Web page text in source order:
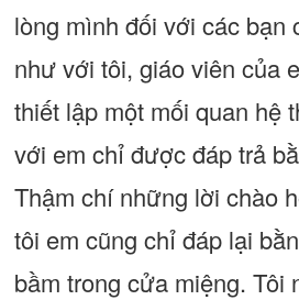
lòng mình đối với các bạn
như với tôi, giáo viên của
thiết lập một mối quan hệ
với em chỉ được đáp trả
Thậm chí những lời chào
tôi em cũng chỉ đáp lại
bầm trong cửa miệng. Tôi